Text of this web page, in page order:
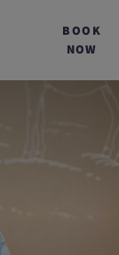
BOOK
NOW